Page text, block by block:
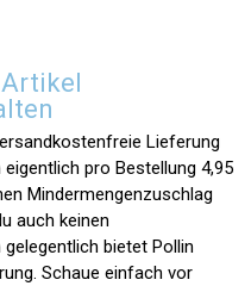
Lieferung
pro Bestellung 4,95
Mindermengenzuschlag
auch keinen
bietet Pollin
Schaue einfach vor